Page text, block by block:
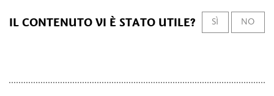
IL CONTENUTO VI È STATO UTILE? SÌ NO